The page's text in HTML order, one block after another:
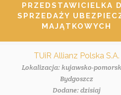
PRZEDSTAWICIELKA
SPRZEDAŻY
MAJĄTKOWYCH
TUiR Allianz Polska S.A.
Lokalizacja: kujawsko-
Bydgoszcz
Dodane: dzisiaj